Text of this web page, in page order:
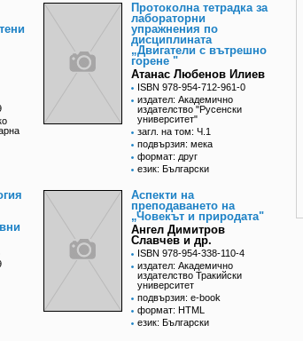
Протоколна тетрадка за
лабораторни
упражнения по
дисциплината
„Двигатели с вътрешно
горене "
Атанас Любенов Илиев
ISBN 978-954-712-961-0
издател: Академично
издателство "Русенски
университет"
загл. на том: Ч.1
подвързия: мека
формат: друг
език: Български
Аспекти на
преподаването на
„Човекът и природата"
Ангел Димитров
Славчев и др.
ISBN 978-954-338-110-4
издател: Академично
издателство Тракийски
университет
подвързия: e-book
формат: HTML
език: Български